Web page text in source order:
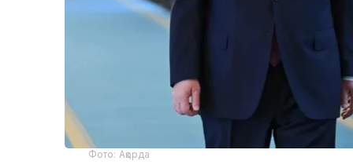
Фото: Ақорда